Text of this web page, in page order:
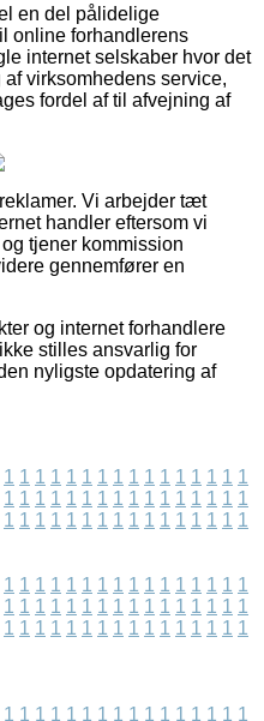
en del pålidelige
online forhandlerens
internet selskaber hvor det
virksomhedens service,
fordel af til afvejning af
Vi arbejder tæt
handler eftersom vi
tjener kommission
gennemfører en
og internet forhandlere
stilles ansvarlig for
nyligste opdatering af
1 1 1 1 1 1 1 1 1 1 1 1 1 1 1 1
1 1 1 1 1 1 1 1 1 1 1 1 1 1 1 1
1 1 1 1 1 1 1 1 1 1 1 1 1 1 1 1
1 1 1 1 1 1 1 1 1 1 1 1 1 1 1 1
1 1 1 1 1 1 1 1 1 1 1 1 1 1 1 1
1 1 1 1 1 1 1 1 1 1 1 1 1 1 1 1
1 1 1 1 1 1 1 1 1 1 1 1 1 1 1 1